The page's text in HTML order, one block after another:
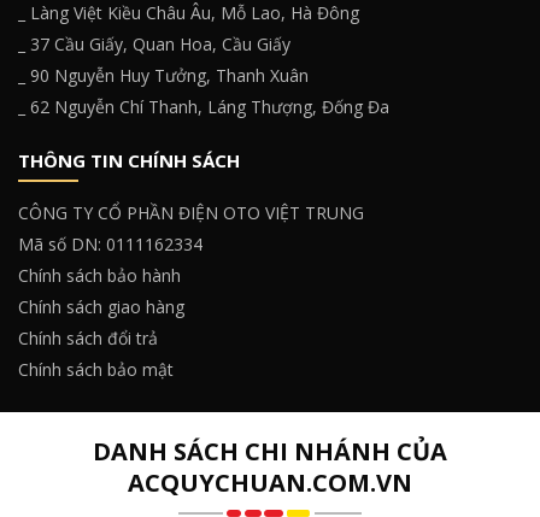
_ Làng Việt Kiều Châu Âu, Mỗ Lao, Hà Đông
_ 37 Cầu Giấy, Quan Hoa, Cầu Giấy
_ 90 Nguyễn Huy Tưởng, Thanh Xuân
_ 62 Nguyễn Chí Thanh, Láng Thượng, Đống Đa
THÔNG TIN CHÍNH SÁCH
CÔNG TY CỔ PHẦN ĐIỆN OTO VIỆT TRUNG
Mã số DN: 0111162334
Chính sách bảo hành
Chính sách giao hàng
Chính sách đổi trả
Chính sách bảo mật
DANH SÁCH CHI NHÁNH CỦA
ACQUYCHUAN.COM.VN